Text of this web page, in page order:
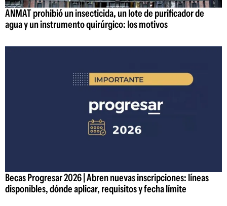
ANMAT prohibió un insecticida, un lote de purificador de
agua y un instrumento quirúrgico: los motivos
Becas Progresar 2026 | Abren nuevas inscripciones: líneas
disponibles, dónde aplicar, requisitos y fecha límite